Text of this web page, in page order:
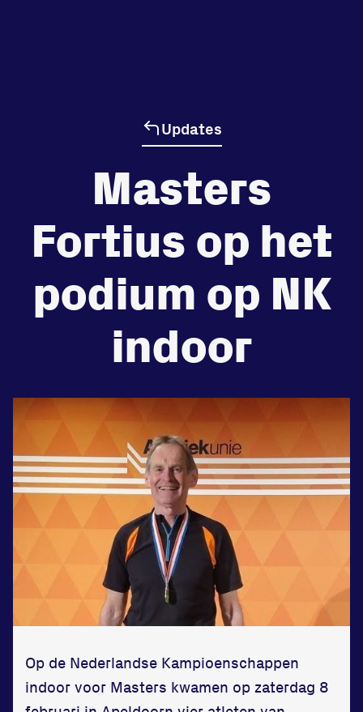
Prestaties op afstanden
zet je samen
Running
Zet een personal record
in onze gym
Atleten
Updates
Masters
Fortius op het
podium op NK
indoor
Op de Nederlandse Kampioenschappen
indoor voor Masters kwamen op zaterdag 8